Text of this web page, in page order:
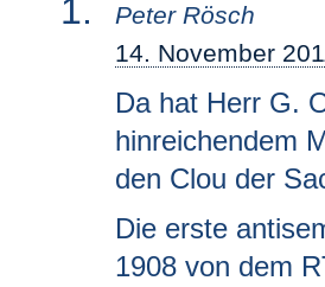
Peter Rösch
14. November
Da hat Herr G.
hinreichendem
den Clou der
Die erste
1908 von dem